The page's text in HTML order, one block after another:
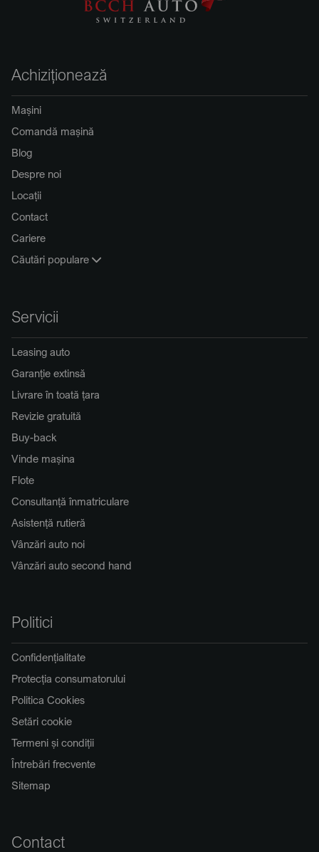
Achiziționează
Mașini
Comandă mașină
Blog
Despre noi
Locații
Contact
Cariere
Căutări populare
Servicii
Leasing auto
Garanție extinsă
Livrare în toată țara
Revizie gratuită
Buy-back
Vinde mașina
Flote
Consultanță înmatriculare
Asistență rutieră
Vânzări auto noi
Vânzări auto second hand
Politici
Confidențialitate
Protecția consumatorului
Politica Cookies
Setări cookie
Termeni și condiții
Întrebări frecvente
Sitemap
Contact